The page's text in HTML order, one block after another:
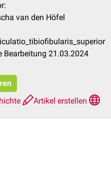
van den Höfel
Bearbeitung 21.03.2024
Artikel erstellen